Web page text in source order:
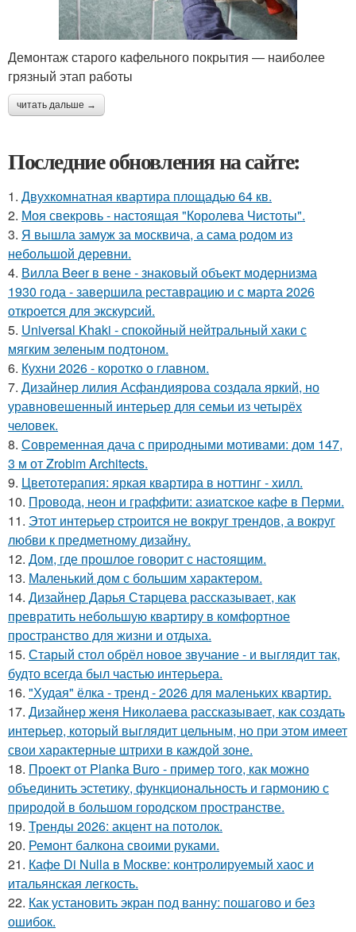
Демонтаж старого кафельного покрытия — наиболее
грязный этап работы
читать дальше →
Последние обновления на сайте:
1. Двухкомнатная квартира площадью 64 кв.
2. Моя свекровь - настоящая "Королева Чистоты".
3. Я вышла замуж за москвича, а сама родом из
небольшой деревни.
4. Вилла Beer в вене - знаковый объект модернизма
1930 года - завершила реставрацию и с марта 2026
откроется для экскурсий.
5. Universal Khaki - спокойный нейтральный хаки с
мягким зеленым подтоном.
6. Кухни 2026 - коротко о главном.
7. Дизайнер лилия Асфандиярова создала яркий, но
уравновешенный интерьер для семьи из четырёх
человек.
8. Современная дача с природными мотивами: дом 147,
3 м от Zrobim Architects.
9. Цветотерапия: яркая квартира в ноттинг - хилл.
10. Провода, неон и граффити: азиатское кафе в Перми.
11. Этот интерьер строится не вокруг трендов, а вокруг
любви к предметному дизайну.
12. Дом, где прошлое говорит с настоящим.
13. Маленький дом с большим характером.
14. Дизайнер Дарья Старцева рассказывает, как
превратить небольшую квартиру в комфортное
пространство для жизни и отдыха.
15. Старый стол обрёл новое звучание - и выглядит так,
будто всегда был частью интерьера.
16. "Худая" ёлка - тренд - 2026 для маленьких квартир.
17. Дизайнер женя Николаева рассказывает, как создать
интерьер, который выглядит цельным, но при этом имеет
свои характерные штрихи в каждой зоне.
18. Проект от Planka Buro - пример того, как можно
объединить эстетику, функциональность и гармонию с
природой в большом городском пространстве.
19. Тренды 2026: акцент на потолок.
20. Ремонт балкона своими руками.
21. Кафе Di Nulla в Москве: контролируемый хаос и
итальянская легкость.
22. Как установить экран под ванну: пошагово и без
ошибок.